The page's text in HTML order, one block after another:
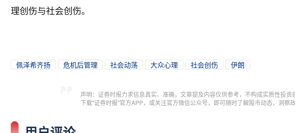
理创伤与社会创伤。
佩泽希齐扬 危机后管理 社会动荡 大众心理 社会创伤 伊朗
声明：证券时报力求信息真实、准确，文章提及内容仅供参考，不构成实质性投资
下载"证券时报"官方APP，或关注官方微信公众号，即可随时了解股市动态，洞察